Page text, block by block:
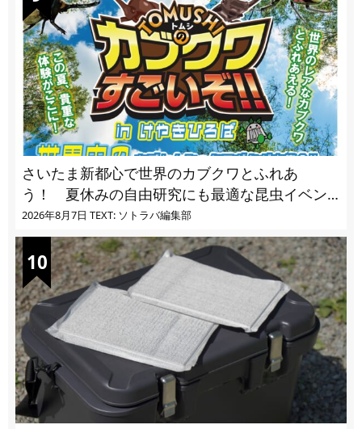
さいたま新都心で世界のカブクワとふれあ
う！ 夏休みの自由研究にも最適な昆虫イベン
ト
2026年8月7日 TEXT: ソトラバ編集部